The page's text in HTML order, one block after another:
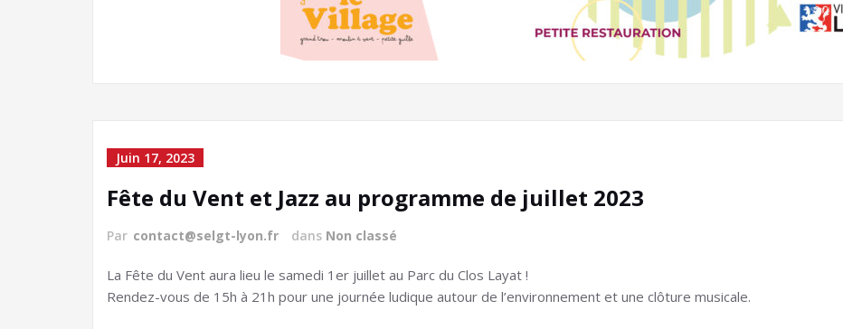
Juin 17, 2023
Fête du Vent et Jazz au programme de juillet 2023
Par contact@selgt-lyon.fr dans Non classé
La Fête du Vent aura lieu le samedi 1er juillet au Parc du Clos Layat !
Rendez-vous de 15h à 21h pour une journée ludique autour de l’environnement et une clôture musicale.